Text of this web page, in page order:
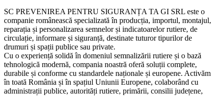
SC PREVENIREA PENTRU SIGURANȚA TA GI SRL este o
companie românească specializată în producția, importul, montajul,
reparația și personalizarea semnelor și indicatoarelor rutiere, de
circulație, informare și siguranță, destinate tuturor tipurilor de
drumuri și spații publice sau private.
Cu o experiență solidă în domeniul semnalizării rutiere și o bază
tehnologică modernă, compania noastră oferă soluții complete,
durabile și conforme cu standardele naționale și europene. Activăm
în toată România și în spațiul Uniunii Europene, colaborând cu
administrații publice, autorități rutiere, primării, consilii județene,